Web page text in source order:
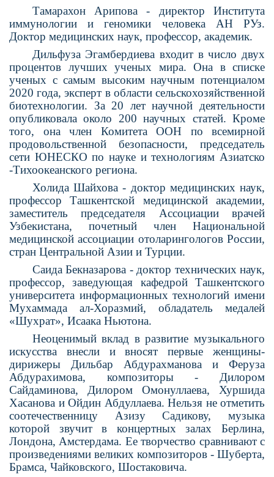
Тамарахон Арипова - директор Института
иммунологии и геномики человека АН РУз.
Доктор медицинских наук, про­фессор, академик.
Дильфуза Эгамбердиева входит в число двух
процентов лучших ученых мира. Она в спи­ске
ученых с самым высоким научным потенциалом
2020 года, эксперт в области сель­скохозяйственной
биотехноло­гии. За 20 лет научной деятель­ности
опубликовала около 200 научных статей. Кроме
того, она член Комитета ООН по всемирной
продовольствен­ной безопасности, предсе­датель
сети ЮНЕСКО по науке и технологиям Ази­атско
-Тихоокеанского региона.
Холида Шайхова - доктор медицинских наук,
профес­сор Ташкентской медицинской академии,
заме­ститель пред­седателя Ассоци­ации врачей
Узбекистана, почетный член Национальной
медицинской ассоци­ации отоларингологов России,
стран Центральной Азии и Турции.
Саида Бекназарова - доктор тех­нических наук,
профессор, заве­дующая кафедрой Ташкентского
университета информационных тех­нологий имени
Мухаммада ал-Хораз­мий, обладатель медалей
«Шухрат», Исаака Ньютона.
Неоценимый вклад в развитие музыкального
искусства внесли и вносят первые женщины-
дирижеры Дильбар Абдурахманова и Феруза
Абдурахимова, композиторы - Дило­ром
Сайдаминова, Дилором Омонул­лаева, Хуршида
Хасанова и Ойдин Абдуллаева. Нельзя не отметить
соотечественницу Азизу Садикову, музыка
которой звучит в концертных залах Берлина,
Лондона, Амстер­дама. Ее творчество сравнивают с
произведениями великих композито­ров - Шуберта,
Брамса, Чайковского, Шостаковича.